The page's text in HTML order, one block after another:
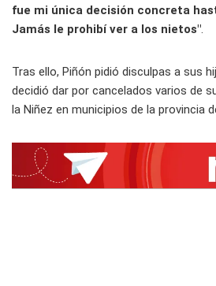
fue mi única decisión concreta
Jamás le prohibí ver a los nietos".
Tras ello, Piñón pidió disculpas a sus
decidió dar por cancelados varios de
la Niñez en municipios de la provincia